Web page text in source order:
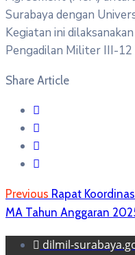
Surabaya dengan
Kegiatan ini
Pengadilan Militer III-12
Share Article
Previous Rapat
MA Tahun Anggaran
dilmil-